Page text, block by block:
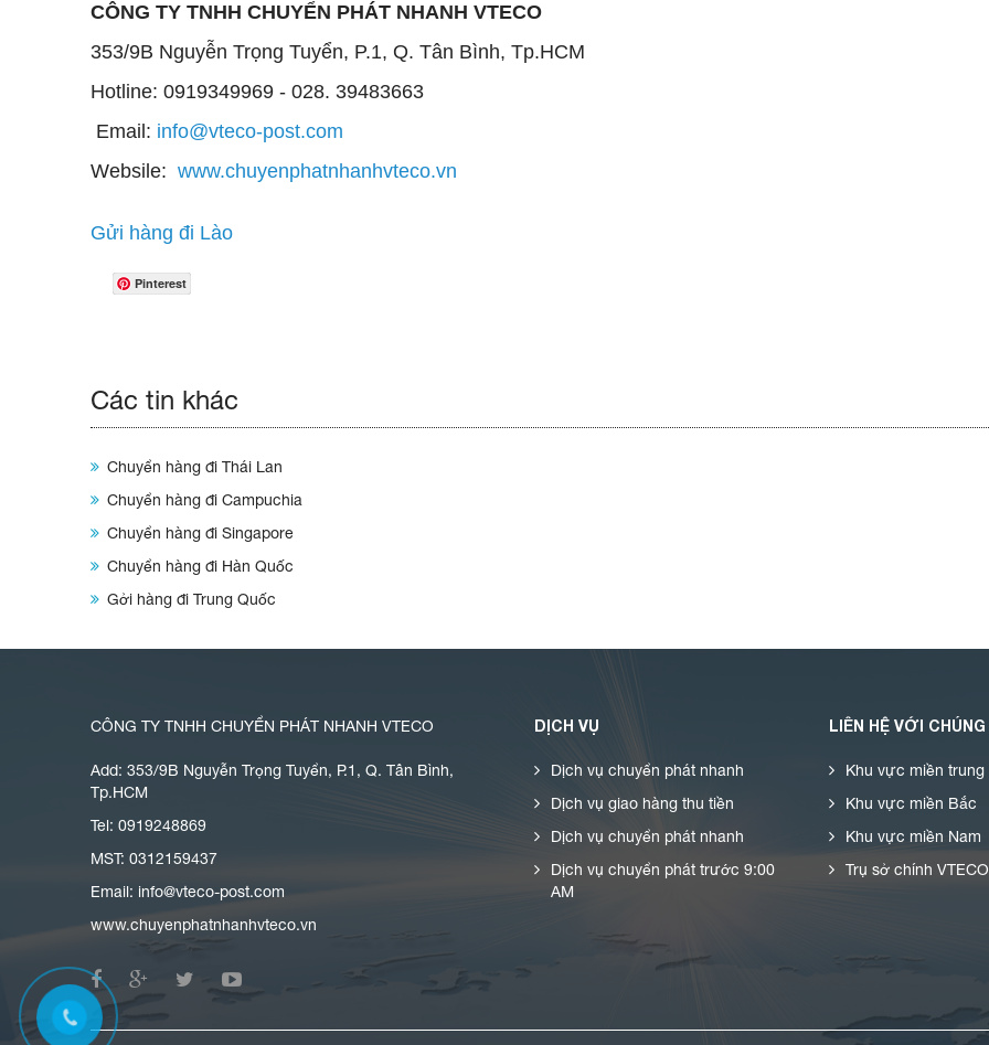
CÔNG TY TNHH CHUYỂN PHÁT NHANH VTECO
353/9B Nguyễn Trọng Tuyển, P.1, Q. Tân Bình, Tp.HCM
Hotline: 0919349969 - 028. 39483663
Email: info@vteco-post.com
Websile: www.chuyenphatnhanhvteco.vn
Gửi hàng đi Lào
Pinterest
Các tin khác
Chuyển hàng đi Thái Lan
Chuyển hàng đi Campuchia
Chuyển hàng đi Singapore
Chuyển hàng đi Hàn Quốc
Gởi hàng đi Trung Quốc
CÔNG TY TNHH CHUYỂN PHÁT NHANH VTECO
Add: 353/9B Nguyễn Trọng Tuyển, P.1, Q. Tân Bình,
Tp.HCM
Tel: 0919248869
MST: 0312159437
Email: info@vteco-post.com
www.chuyenphatnhanhvteco.vn
DỊCH VỤ
Dịch vụ chuyển phát nhanh
Dịch vụ giao hàng thu tiền
Dịch vụ chuyển phát nhanh
Dịch vụ chuyển phát trước 9:00
AM
LIÊN HỆ VỚI
Khu vực miền trung
Khu vực miền Bắc
Khu vực miền Nam
Trụ sở chính VTECO